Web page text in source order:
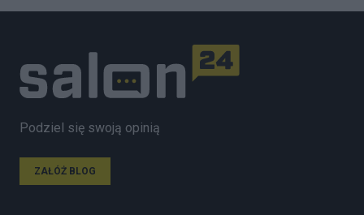
Podziel się swoją opinią
ZAŁÓŻ BLOG